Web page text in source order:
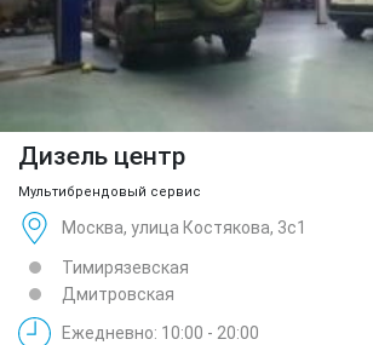
Дизель центр
Мультибрендовый сервис
Москва, улица Костякова, 3с1
Тимирязевская
Дмитровская
Ежедневно: 10:00 - 20:00